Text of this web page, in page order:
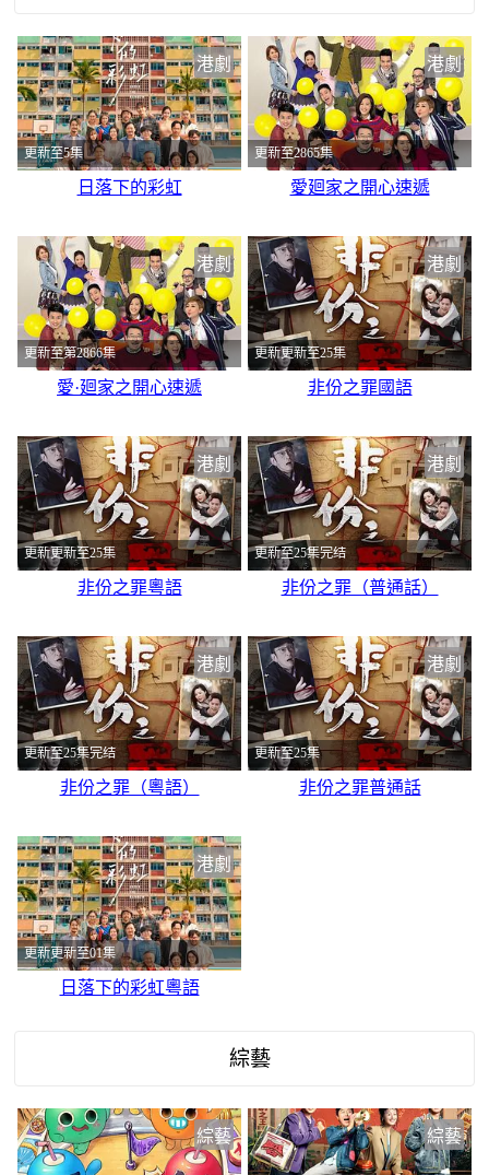
港劇
更新至5集
日落下的彩虹
港劇
更新至2865集
愛廻家之開心速遞
港劇
更新至第2866集
愛·廻家之開心速遞
港劇
更新更新至25集
非份之罪國語
港劇
更新更新至25集
非份之罪粵語
港劇
更新至25集完结
非份之罪（普通話）
港劇
更新至25集完结
非份之罪（粵語）
港劇
更新至25集
非份之罪普通話
港劇
更新更新至01集
日落下的彩虹粵語
綜藝
綜藝 綜藝